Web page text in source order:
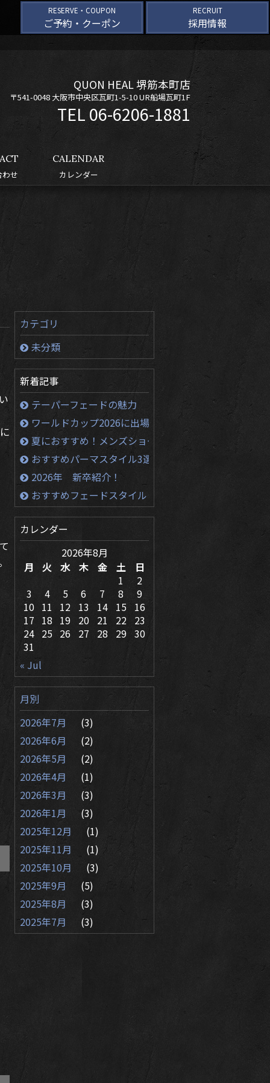
RESERVE・COUPON
ご予約・クーポン
RECRUIT
採用情報
QUON HEAL 堺筋本町店
〒541-0048 大阪市中央区瓦町1-5-10 UR船場瓦町1F
06-6206-1881
わせ
CALENDAR
カレンダー
カテゴリ
未分類
新着記事
テーパーフェードの魅力
ワールドカップ2026に出場する選手のかっこいい髪形
夏におすすめ！メンズショートヘア！！
おすすめパーマスタイル3選
2026年 新卒紹介！
おすすめフェードスタイル３選
カレンダー
2026年8月
月
火 水 木 金 土 日
« Jul
1
2
3
4 5 6 7 8
9
10 11 12 13 14 15
16
17 18 19 20 21 22
23
24 25 26 27 28 29 30
31
月別
2026年7月
(3)
2026年6月
(2)
2026年5月
(2)
2026年4月
(1)
2026年3月
(3)
2026年1月
(3)
2025年12月
(1)
2025年11月
(1)
2025年10月
(3)
2025年9月
(5)
2025年8月
(3)
2025年7月
(3)